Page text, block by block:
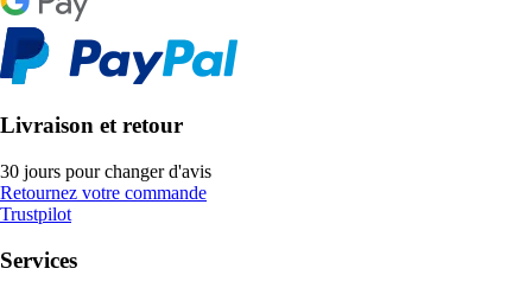
Livraison et retour
30 jours pour changer d'avis
Retournez votre commande
Trustpilot
Services